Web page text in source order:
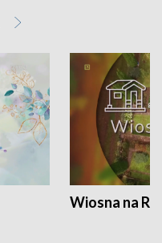
Wiosna na